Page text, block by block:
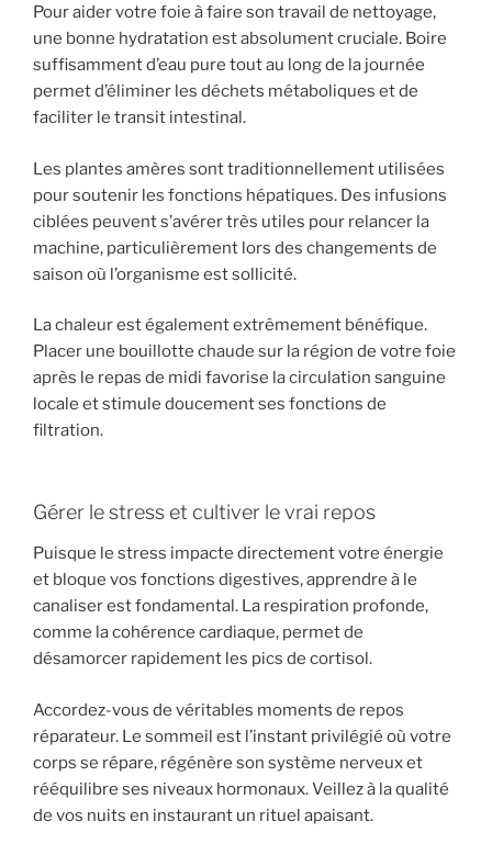
Pour aider votre foie à faire son travail de nettoyage,
une bonne hydratation est absolument cruciale. Boire
suffisamment d’eau pure tout au long de la journée
permet d’éliminer les déchets métaboliques et de
faciliter le transit intestinal.
Les plantes amères sont traditionnellement utilisées
pour soutenir les fonctions hépatiques. Des infusions
ciblées peuvent s’avérer très utiles pour relancer la
machine, particulièrement lors des changements de
saison où l’organisme est sollicité.
La chaleur est également extrêmement bénéfique.
Placer une bouillotte chaude sur la région de votre foie
après le repas de midi favorise la circulation sanguine
locale et stimule doucement ses fonctions de
filtration.
Gérer le stress et cultiver le vrai repos
Puisque le stress impacte directement votre énergie
et bloque vos fonctions digestives, apprendre à le
canaliser est fondamental. La respiration profonde,
comme la cohérence cardiaque, permet de
désamorcer rapidement les pics de cortisol.
Accordez-vous de véritables moments de repos
réparateur. Le sommeil est l’instant privilégié où votre
corps se répare, régénère son système nerveux et
rééquilibre ses niveaux hormonaux. Veillez à la qualité
de vos nuits en instaurant un rituel apaisant.